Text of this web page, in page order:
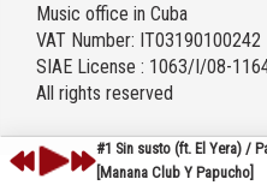
Music office in Cuba
VAT Number: IT03190100242
SIAE License : 1063/I/08-
All rights reserved
#1 Sin susto (ft. El Yera) /
[Manana Club Y Papucho]